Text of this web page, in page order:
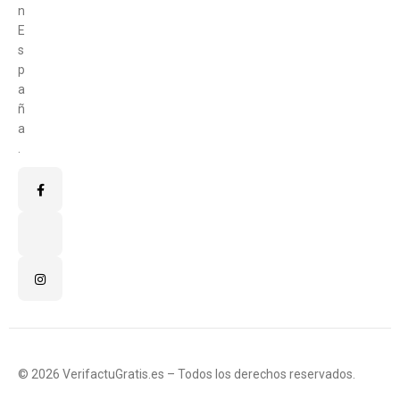
n
E
s
p
a
ñ
a
.
© 2026 VerifactuGratis.es – Todos los derechos reservados.